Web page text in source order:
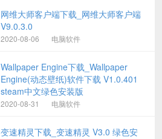
网维大师客户端下载_网维大师客户端
V9.0.3.0
2020-08-06 电脑软件
Wallpaper Engine下载_Wallpaper
Engine(动态壁纸)软件下载 V1.0.401
steam中文绿色安装版
2020-08-31 电脑软件
变速精灵下载_变速精灵 V3.0 绿色安